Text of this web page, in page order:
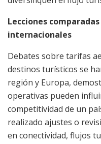
Lecciones
internacionales
Debates sobre tarifas
destinos turísticos se
región y Europa,
operativas pueden
competitividad de un
realizado ajustes o
en conectividad, flujos